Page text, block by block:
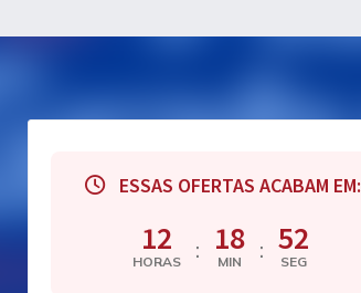
ESSAS OFERTAS ACABAM EM:
12
HORAS : 18
MIN : 51
SEG